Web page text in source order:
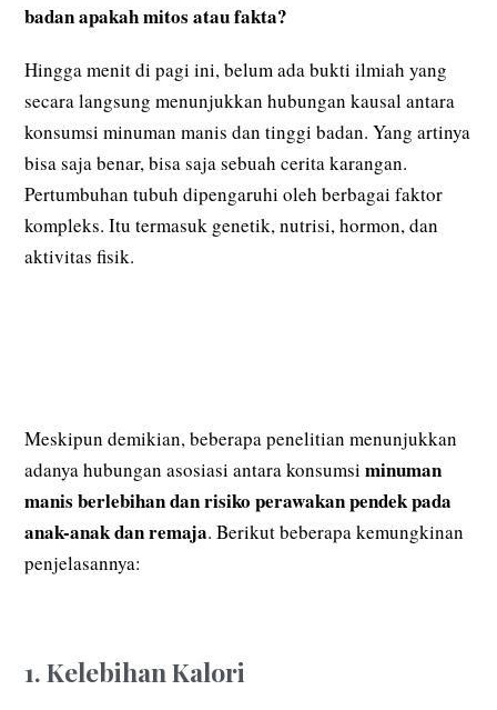
badan apakah mitos atau fakta?
Hingga menit di pagi ini, belum ada bukti ilmiah yang
secara langsung menunjukkan hubungan kausal antara
konsumsi minuman manis dan tinggi badan. Yang artinya
bisa saja benar, bisa saja sebuah cerita karangan.
Pertumbuhan tubuh dipengaruhi oleh berbagai faktor
kompleks. Itu termasuk genetik, nutrisi, hormon, dan
aktivitas fisik.
Meskipun demikian, beberapa penelitian menunjukkan
adanya hubungan asosiasi antara konsumsiminuman
manis berlebihan dan risiko perawakan pendek pada
anak-anak dan remaja. Berikut beberapa kemungkinan
penjelasannya:
1. Kelebihan Kalori